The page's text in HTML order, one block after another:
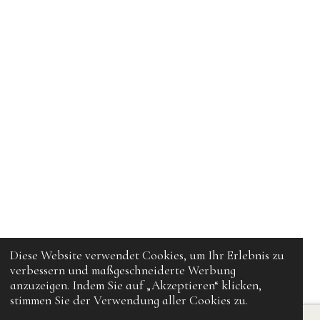
Diese Website verwendet Cookies, um Ihr Erlebnis zu
verbessern und maßgeschneiderte Werbung
anzuzeigen. Indem Sie auf „Akzeptieren“ klicken,
stimmen Sie der Verwendung aller Cookies zu.